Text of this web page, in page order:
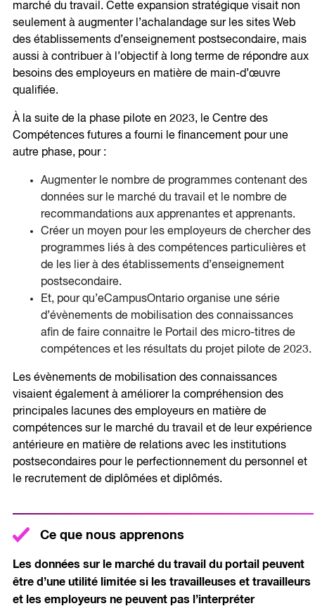
marché du travail. Cette expansion stratégique visait non
seulement à augmenter l’achalandage sur les sites Web
des établissements d’enseignement postsecondaire, mais
aussi à contribuer à l’objectif à long terme de répondre aux
besoins des employeurs en matière de main-d’œuvre
qualifiée.
À la suite de la phase pilote en 2023, le Centre des
Compétences futures a fourni le financement pour une
autre phase, pour :
Augmenter le nombre de programmes contenant des
données sur le marché du travail et le nombre de
recommandations aux apprenantes et apprenants.
Créer un moyen pour les employeurs de chercher des
programmes liés à des compétences particulières et
de les lier à des établissements d’enseignement
postsecondaire.
Et, pour qu’eCampusOntario organise une série
d’évènements de mobilisation des connaissances
afin de faire connaitre le Portail des micro-titres de
compétences et les résultats du projet pilote de 2023.
Les évènements de mobilisation des connaissances
visaient également à améliorer la compréhension des
principales lacunes des employeurs en matière de
compétences sur le marché du travail et de leur expérience
antérieure en matière de relations avec les institutions
postsecondaires pour le perfectionnement du personnel et
le recrutement de diplômées et diplômés.
Ce que nous apprenons
Les données sur le marché du travail du portail peuvent
être d’une utilité limitée si les travailleuses et travailleurs
et les employeurs ne peuvent pas l’interpréter